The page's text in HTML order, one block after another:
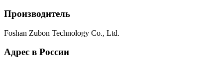
Производитель
Foshan Zubon Technology Co., Ltd.
Адрес в России